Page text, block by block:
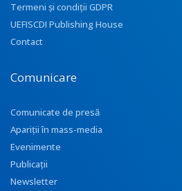
Termeni și condiții GDPR
UEFISCDI Publishing House
Contact
Comunicare
Comunicate de presă
Apariţii în mass-media
Evenimente
Publicații
Newsletter